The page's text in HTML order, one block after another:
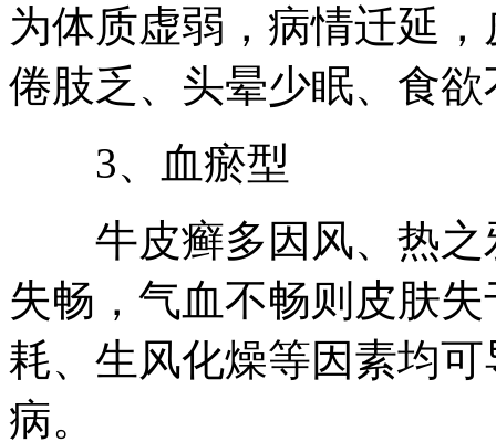
为体质虚弱，病情迁延
倦肢乏、头晕少眠、食
3、血瘀型
牛皮癣多因风、热之
失畅，气血不畅则皮肤
耗、生风化燥等因素均
病。